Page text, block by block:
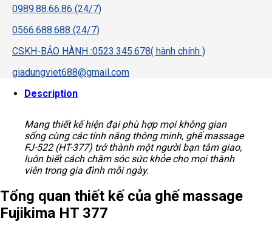
0989.88.66.86 (24/7)
0566.688.688 (24/7)
CSKH-BẢO HÀNH :0523.345.678( hành chính )
giadungviet688@gmail.com
Description
Mang thiết kế hiện đại phù hợp mọi không gian
sống cùng các tính năng thông minh, ghế massage
FJ-522 (HT-377) trở thành một người bạn tâm giao,
luôn biết cách chăm sóc sức khỏe cho mọi thành
viên trong gia đình mỗi ngày.
Tổng quan thiết kế của ghế massage
Fujikima HT 377